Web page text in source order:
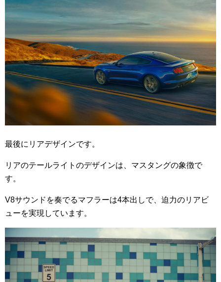
最後にリアデザインです。
リアのテールライトのデザインは、マスタングの象徴で
す。
V8サウンドを奏でるマフラーは4本出しで、迫力のリアビ
ューを実現しています。